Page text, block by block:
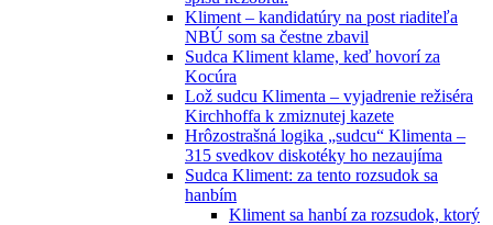
Kliment – kandidatúry na post riaditeľa
NBÚ som sa čestne zbavil
Sudca Kliment klame, keď hovorí za
Kocúra
Lož sudcu Klimenta – vyjadrenie režiséra
Kirchhoffa k zmiznutej kazete
Hrôzostrašná logika „sudcu“ Klimenta –
315 svedkov diskotéky ho nezaujíma
Sudca Kliment: za tento rozsudok sa
hanbím
Kliment sa hanbí za rozsudok, ktorý